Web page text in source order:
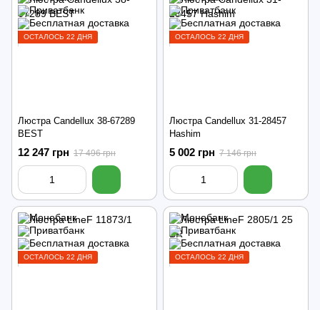
ОСТАЛОСЬ 22 ДНЯ
Люстра Candellux 38-67289
BEST
12 247 грн 17 496 грн
ОСТАЛОСЬ 22 ДНЯ
Люстра Candellux 31-28457
Hashim
5 002 грн 7 146 грн
ОСТАЛОСЬ 22 ДНЯ ОСТАЛОСЬ 22 ДНЯ